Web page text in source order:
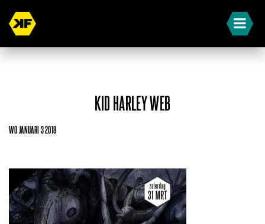
KID HARLEY WEB
WO JANUARI 3 2018